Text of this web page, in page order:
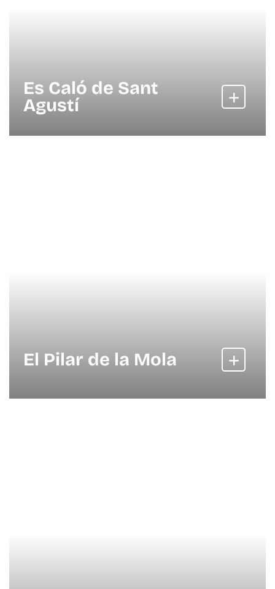
Es Caló de Sant
Agustí
El Pilar de la Mola